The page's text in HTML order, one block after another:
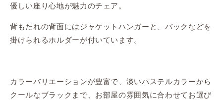
優しい座り心地が魅力のチェア。
背もたれの背面にはジャケットハンガーと、バックなどを
掛けられるホルダーが付いています。
カラーバリエーションが豊富で、淡いパステルカラーから
クールなブラックまで、お部屋の雰囲気に合わせてお選び